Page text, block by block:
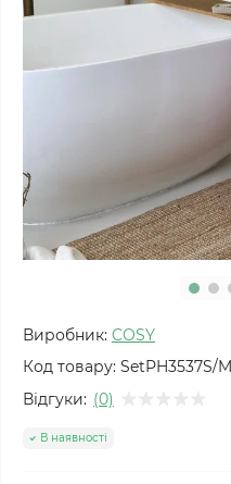
Виробник: COSY
Код товару: SetPH3537S/M
Відгуки: (0)
В наявності